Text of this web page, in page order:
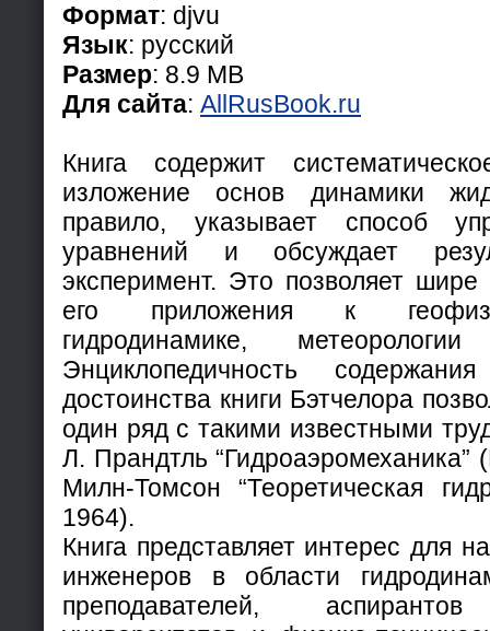
Формат: djvu
Язык: русский
Размер: 8.9 MB
Для сайта: AllRusBook.ru
Книга содержит
изложение основ динамики
правило, указывает способ
уравнений и обсуждает
эксперимент. Это позволяет шире
его приложения к
гидродинамике,
Энциклопедичность
достоинства книги Бэтчелора
один ряд с такими известными
Л. Прандтль
Милн-Томсон “Теоретическая
1964).
Книга представляет интерес для
инженеров в области
преподавателей,